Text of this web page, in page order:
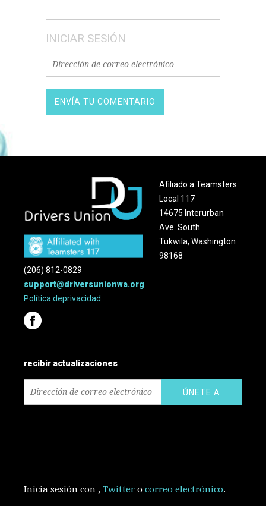
INICIAR SESIÓN
Afiliado a Teamsters
Local 117
14675 Interurban
Ave. South
Tukwila, Washington
98168
(206) 812-0829
support@driversunionwa.org
Política deprivacidad
recibir actualizaciones
Inicia sesión con ,Twitter ocorreo electrónico.